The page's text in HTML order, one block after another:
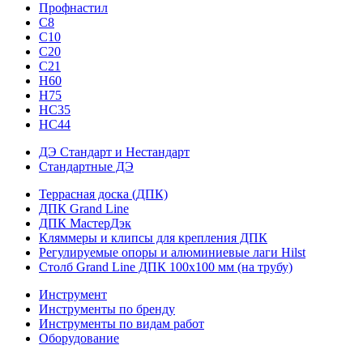
Профнастил
С8
С10
С20
С21
H60
H75
HС35
НС44
ДЭ Стандарт и Нестандарт
Стандартные ДЭ
Террасная доска (ДПК)
ДПК Grand Line
ДПК МастерДэк
Кляммеры и клипсы для крепления ДПК
Регулируемые опоры и алюминиевые лаги Hilst
Столб Grand Line ДПК 100х100 мм (на трубу)
Инструмент
Инструменты по бренду
Инструменты по видам работ
Оборудование